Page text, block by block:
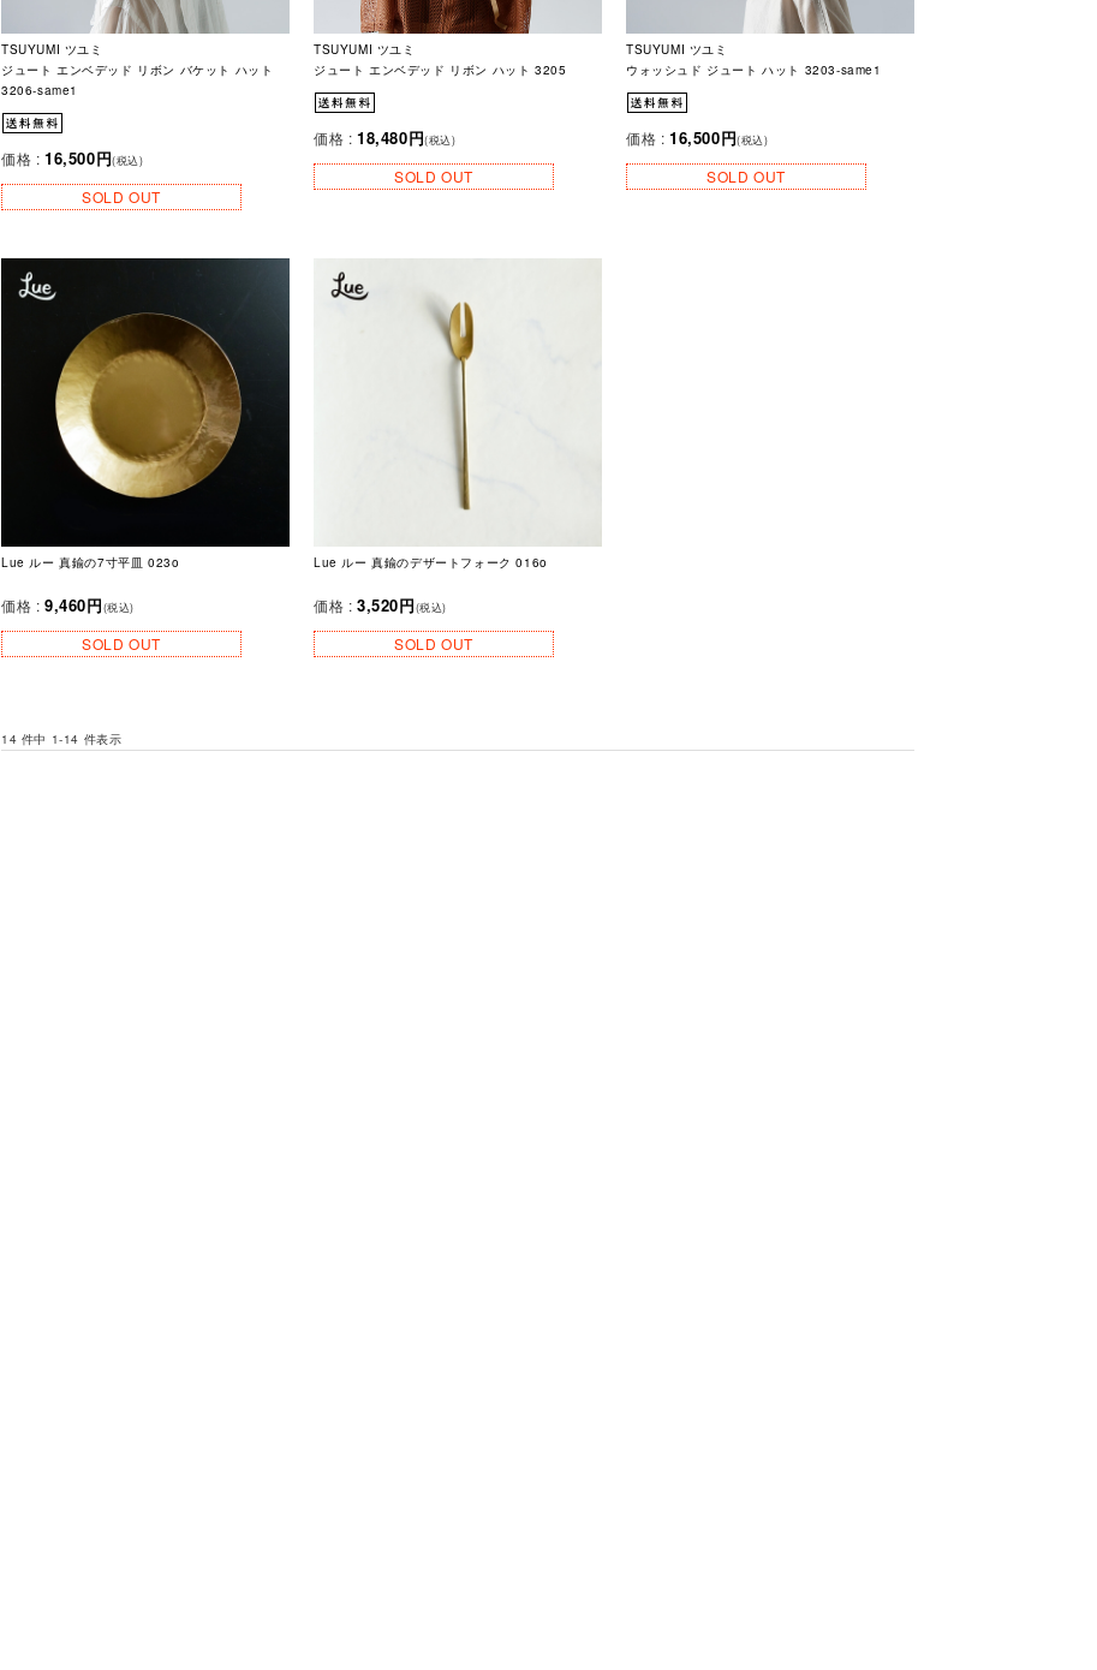
TSUYUMI ツユミ
ジュート エンベデッド リボン バケット ハット
3206-same1
価格 : 16,500円(税込)
SOLD OUT
TSUYUMI ツユミ
ジュート エンベデッド リボン ハット 3205
価格 : 18,480円(税込)
SOLD OUT
TSUYUMI ツユミ
ウォッシュド ジュート ハット 3203-same1
価格 : 16,500円(税込)
SOLD OUT
Lue ルー 真鍮の7寸平皿 023o
価格 : 9,460円(税込)
SOLD OUT
Lue ルー 真鍮のデザートフォーク 016o
価格 : 3,520円(税込)
SOLD OUT
14 件中 1-14 件表示